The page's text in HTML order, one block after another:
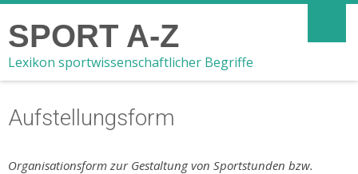
SPORT A-Z
Lexikon sportwissenschaftlicher Begriffe
Aufstellungsform
Organisationsform zur Gestaltung von Sportstunden bzw.